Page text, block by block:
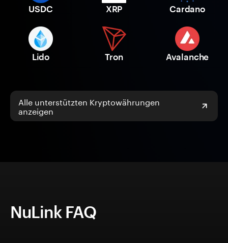
USDC XRP Cardano
Lido Tron Avalanche
Alle unterstützten Kryptowährungen
anzeigen
NuLink FAQ